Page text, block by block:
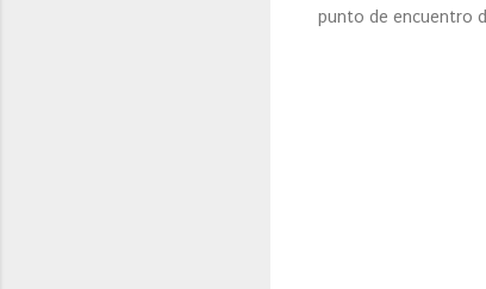
punto de encuentro